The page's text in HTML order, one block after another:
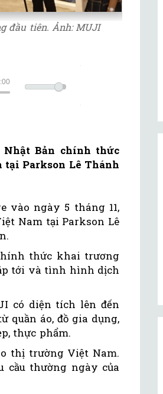
đầu tiên. Ảnh: MUJI
Bản chính thức
Parkson Lê Thánh
vào ngày 5 tháng 11,
Nam tại Parkson Lê
thức khai trương
tới và tình hình dịch
có diện tích lên đến
quần áo, đồ gia dụng,
thực phẩm.
thị trường Việt Nam.
cầu thường ngày của